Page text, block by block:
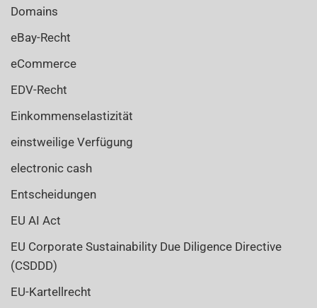
Domains
eBay-Recht
eCommerce
EDV-Recht
Einkommenselastizität
einstweilige Verfügung
electronic cash
Entscheidungen
EU AI Act
EU Corporate Sustainability Due Diligence Directive
(CSDDD)
EU-Kartellrecht